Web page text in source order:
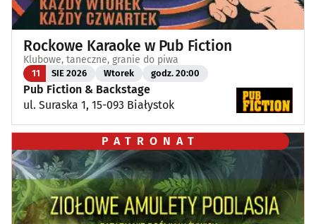
Rockowe Karaoke w Pub Fiction
Klubowe, taneczne, granie do piwa
11 SIE 2026 Wtorek godz. 20:00
Pub Fiction & Backstage
ul. Suraska 1, 15-093 Białystok
PATRONAT